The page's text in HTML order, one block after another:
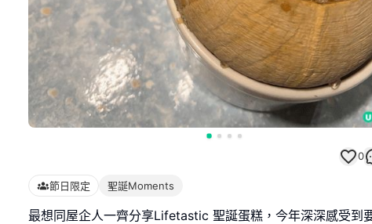
0
節日限定 聖誕Moments
最想同屋企人一齊分享Lifetastic 聖誕蛋糕，今年深深感受到